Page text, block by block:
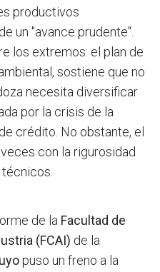
productivos
un "avance prudente".
los extremos: el plan de
sostiene que no
necesita diversificar
por la crisis de la
crédito. No obstante, el
con la rigurosidad
de la Facultad de
(FCAI) de la
puso un freno a la